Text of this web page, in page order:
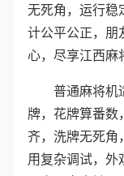
无死角，运行稳
计公平公正，朋
心，尽享江西麻
普通麻将机
牌，花牌算番数
齐，洗牌无死角
用复杂调试，外